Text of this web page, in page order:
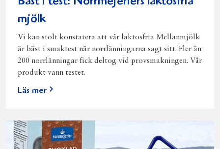
mjölk
Vi kan stolt konstatera att vår laktosfria Mellanmjölk
är bäst i smaktest när norrlänningarna sagt sitt. Fler än
200 norrlänningar fick deltog vid provsmakningen. Vår
produkt vann testet.
Läs mer